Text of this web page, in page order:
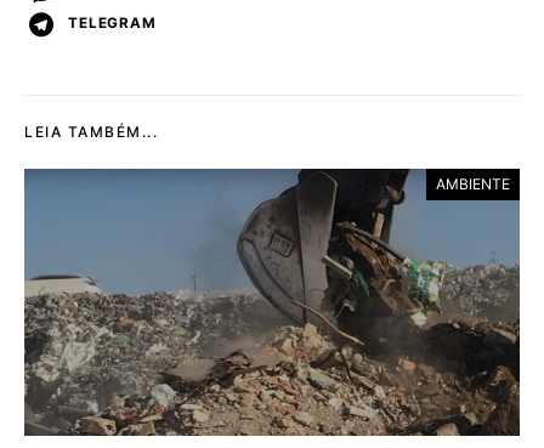
TELEGRAM
LEIA TAMBÉM...
AMBIENTE